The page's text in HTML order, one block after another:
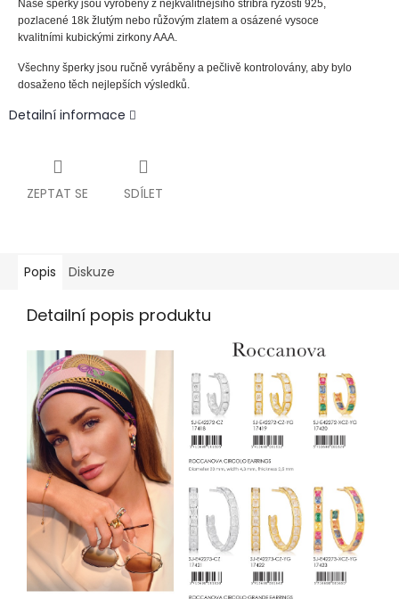
Naše šperky jsou vyrobeny z nejkvalitnějšího stříbra ryzosti 925,
pozlacené 18k žlutým nebo růžovým zlatem a osázené vysoce
kvalitními kubickými zirkony AAA.
Všechny šperky jsou ručně vyráběny a pečlivě kontrolovány, aby bylo
dosaženo těch nejlepších výsledků.
Detailní informace
ZEPTAT SE SDÍLET
Popis Diskuze
Detailní popis produktu